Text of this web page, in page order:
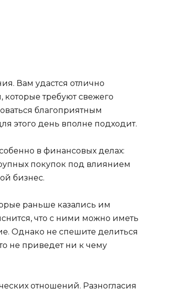
Вам удастся отлично
требуют свежего
благоприятным
этого день вполне подходит.
в финансовых делах:
покупок под влиянием
бизнес.
раньше казались им
что с ними можно иметь
Однако не спешите делиться
не приведет ни к чему
отношений. Разногласия